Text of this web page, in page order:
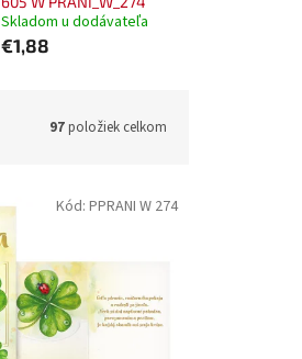
Skladom u dodávateľa
€1,88
97položiek celkom
Kód: PPRANI W 274